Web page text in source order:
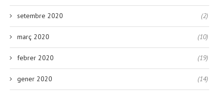
setembre 2020 (2)
març 2020 (10)
febrer 2020 (19)
gener 2020 (14)